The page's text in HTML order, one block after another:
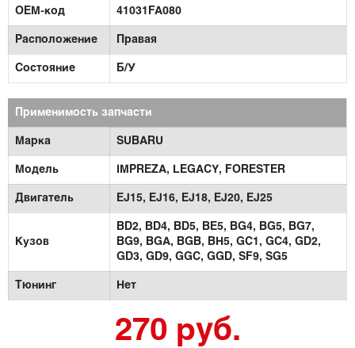
OEM-код 41031FA080
Расположение Правая
Состояние Б/У
Применимость запчасти
Марка SUBARU
Модель IMPREZA, LEGACY, FORESTER
Двигатель EJ15, EJ16, EJ18, EJ20, EJ25
Кузов
BD2, BD4, BD5, BE5, BG4, BG5,
BG7,
BG9,
BGA, BGB, BH5, GC1, GC4, GD2,
GD3, GD9, GGC, GGD, SF9, SG5
Тюнинг Нет
270 руб.